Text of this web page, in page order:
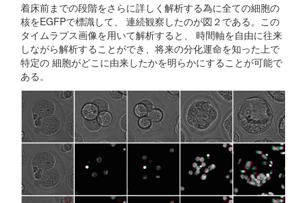
着床前までの段階をさらに詳しく解析する為に全ての細胞の
核をEGFPで標識して、 連続観察したのが図２である。この
タイムラプス画像を用いて解析すると、 時間軸を自由に往来
しながら解析することができ、将来の分化運命を知った上で
特定の 細胞がどこに由来したかを明らかにすることが可能で
ある。